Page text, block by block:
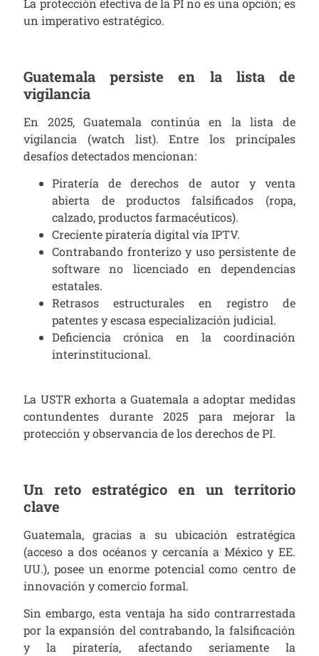
un imperativo estratégico.
Guatemala persiste en la lista de
vigilancia
En 2025, Guatemala continúa en la lista de
vigilancia (watch list). Entre los principales
desafíos detectados mencionan:
Piratería de derechos de autor y venta
abierta de productos falsificados (ropa,
calzado, productos farmacéuticos).
Creciente piratería digital vía IPTV.
Contrabando fronterizo y uso persistente de
software no licenciado en dependencias
estatales.
Retrasos estructurales en registro de
patentes y escasa especialización judicial.
Deficiencia crónica en la coordinación
interinstitucional.
La USTR exhorta a Guatemala a adoptar medidas
contundentes durante 2025 para mejorar la
protección y observancia de los derechos de PI.
Un reto estratégico en un territorio
clave
Guatemala, gracias a su ubicación estratégica
(acceso a dos océanos y cercanía a México y EE.
UU.), posee un enorme potencial como centro de
innovación y comercio formal.
Sin embargo, esta ventaja ha sido contrarrestada
por la expansión del contrabando, la falsificación
y la piratería, afectando seriamente la